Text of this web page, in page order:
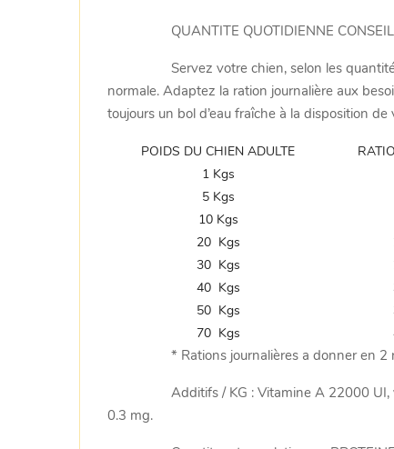
QUANTITE QUOTIDIENNE
Servez votre chien, selon les
normale. Adaptez la ration journalière aux
toujours un bol d’eau fraîche à la disposition de
POIDS DU CHIEN ADULTE
1 Kgs
5 Kgs
10 Kgs
20 Kgs
30 Kgs
40 Kgs
50 Kgs
70 Kgs
* Rations journalières a donner en 2
Additifs / KG : Vitamine A 22000
0.3 mg.